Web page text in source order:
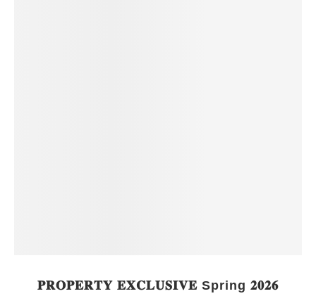
𝐏𝐑𝐎𝐏𝐄𝐑𝐓𝐘 𝐄𝐗𝐂𝐋𝐔𝐒𝐈𝐕𝐄 Spring 𝟐𝟎𝟐𝟔